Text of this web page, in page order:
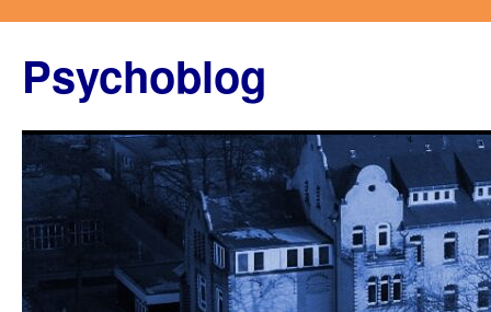
springen
Psychoblog